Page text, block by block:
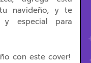
navideño, y te
especial para
con este cover!